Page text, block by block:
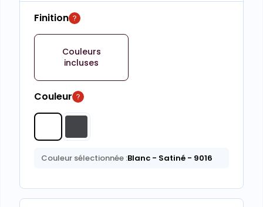
Finition
Couleurs
incluses
Couleur
Couleur sélectionnée :Blanc - Satiné - 9016